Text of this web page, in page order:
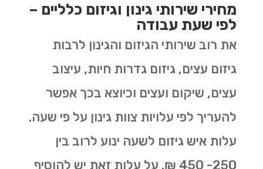
מחירי שירותי גינון וגיזום כלליים –
לפי שעת עבודה
את רוב שירותי הגיזום והגינון לרבות
גיזום עצים, גיזום גדרות חיות, עיצוב
עצים, שיקום ועצים וכיוצא בכך אפשר
להעריך לפי עלויות צוות גינון על פי שעה.
עלות איש גיזום לשעה ינוע לרוב בין
250- 450 ₪. על עלות זאת יש להוסיף